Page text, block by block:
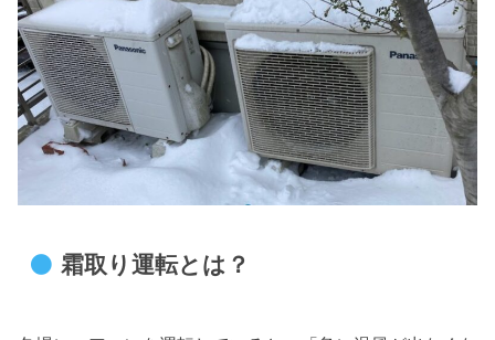
霜取り運転とは？